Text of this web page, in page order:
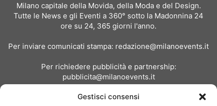
Gestisci consensi
Milano capitale della Movida, della Moda e del Design.
Tutte le News e gli Eventi a 360° sotto la Madonnina 24
ore su 24, 365 giorni l'anno.
Per inviare comunicati stampa: redazione@milanoevents.it
Per richiedere pubblicità e partnership:
pubblicita@milanoevents.it